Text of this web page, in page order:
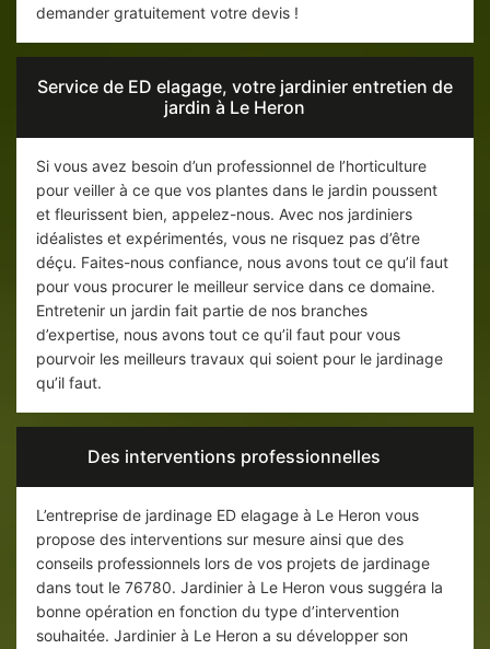
demander gratuitement votre devis !
Service de ED elagage, votre jardinier entretien de
jardin à Le Heron
Si vous avez besoin d’un professionnel de l’horticulture
pour veiller à ce que vos plantes dans le jardin poussent
et fleurissent bien, appelez-nous. Avec nos jardiniers
idéalistes et expérimentés, vous ne risquez pas d’être
déçu. Faites-nous confiance, nous avons tout ce qu’il faut
pour vous procurer le meilleur service dans ce domaine.
Entretenir un jardin fait partie de nos branches
d’expertise, nous avons tout ce qu’il faut pour vous
pourvoir les meilleurs travaux qui soient pour le jardinage
qu’il faut.
Des interventions professionnelles
L’entreprise de jardinage ED elagage à Le Heron vous
propose des interventions sur mesure ainsi que des
conseils professionnels lors de vos projets de jardinage
dans tout le 76780. Jardinier à Le Heron vous suggéra la
bonne opération en fonction du type d’intervention
souhaitée. Jardinier à Le Heron a su développer son